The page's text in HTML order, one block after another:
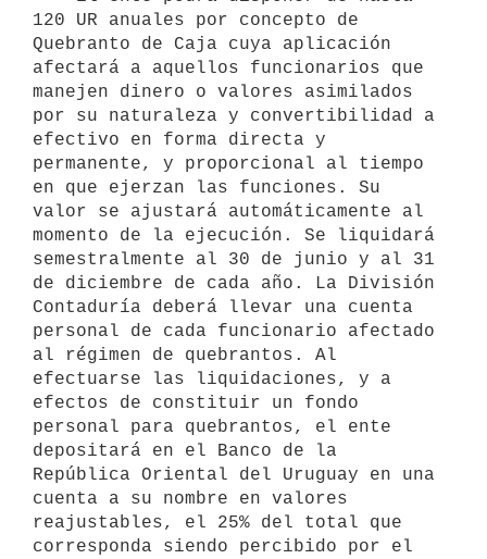
120 UR anuales por concepto de
Quebranto de Caja cuya aplicación
afectará a aquellos funcionarios que
manejen dinero o valores asimilados
por su naturaleza y convertibilidad a
efectivo en forma directa y
permanente, y proporcional al tiempo
en que ejerzan las funciones. Su
valor se ajustará automáticamente al
momento de la ejecución. Se liquidará
semestralmente al 30 de junio y al 31
de diciembre de cada año. La División
Contaduría deberá llevar una cuenta
personal de cada funcionario afectado
al régimen de quebrantos. Al
efectuarse las liquidaciones, y a
efectos de constituir un fondo
personal para quebrantos, el ente
depositará en el Banco de la
República Oriental del Uruguay en una
cuenta a su nombre en valores
reajustables, el 25% del total que
corresponda siendo percibido por el